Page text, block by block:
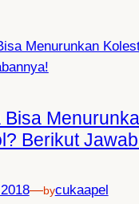
Bisa
Berikut
—bycukaapel